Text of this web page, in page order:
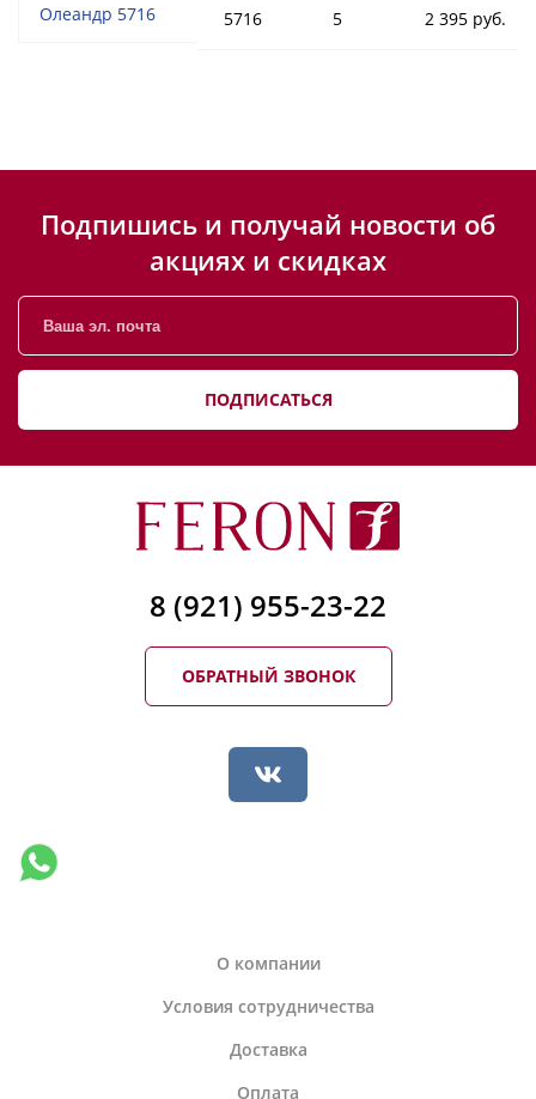
Олеандр 5716 5716 5 2 395 руб.
Подпишись и получай новости об
акциях и скидках
ПОДПИСАТЬСЯ
8 (921) 955-23-22
ОБРАТНЫЙ ЗВОНОК
О компании
Условия сотрудничества
Доставка
Оплата